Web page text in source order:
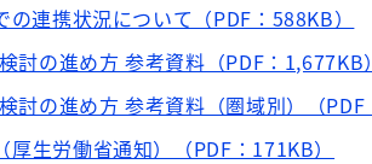
連携状況について（PDF：588KB）
討の進め方 参考資料（PDF：1,677KB
討の進め方 参考資料（圏域別）（
生労働省通知）（PDF：171KB）